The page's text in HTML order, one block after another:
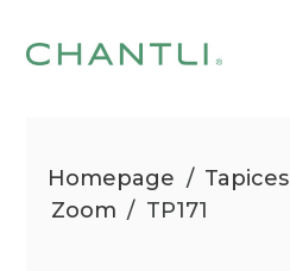
Homepage / Tapices
Zoom / TP171